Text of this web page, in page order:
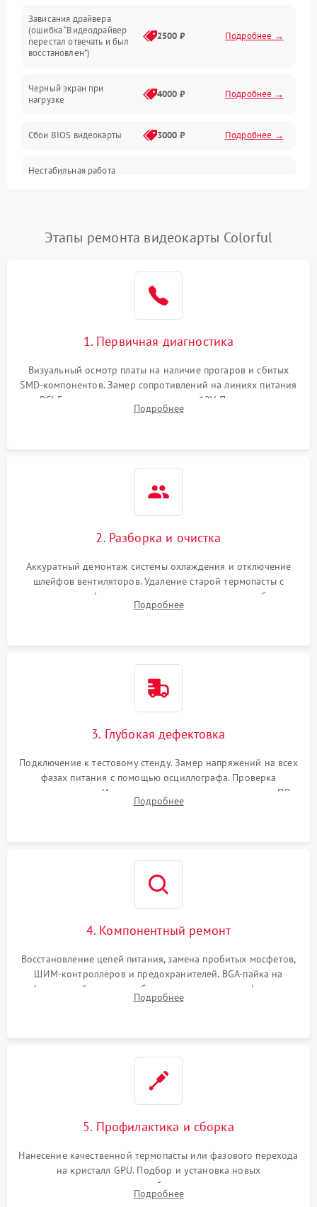
Интерфейсные и коммуникационные проблемы
Электропитание
ПО
Электронные компоненты
Общие поломки
Механические повреждения
Зависания драйвера
(ошибка “Видеодрайвер
перестал отвечать и был
восстановлен”)
2500 ₽ Подробнее →
Черный экран при
нагрузке
4000 ₽ Подробнее →
Сбои BIOS видеокарты 3000 ₽ Подробнее →
Нестабильная работа
Этапы ремонта видеокарты Colorful
1. Первичная диагностика
Визуальный осмотр платы на наличие прогаров и сбитых
SMD-компонентов. Замер сопротивлений на линиях питания
PCI-E и дополнительных разъемах 12V. Проверка на
короткое замыкание основных дросселей питания GPU и
Подробнее
2. Разборка и очистка
Аккуратный демонтаж системы охлаждения и отключение
шлейфов вентиляторов. Удаление старой термопасты с
кристалла графического чипа и термопрокладок с банок
памяти и зоны VRM. Очистка платы от пыли и окислов.
Подробнее
3. Глубокая дефектовка
Подключение к тестовому стенду. Замер напряжений на всех
фазах питания с помощью осциллографа. Проверка
инициализации. Использование специализированного ПО
MATS
Подробнее
4. Компонентный ремонт
Восстановление цепей питания, замена пробитых мосфетов,
ШИМ-контроллеров и предохранителей. BGA-пайка на
инфракрасной станции реболлинг или замена графического
чипа и дефектной памяти GDDR. Прошивка BIOS
Подробнее
5. Профилактика и сборка
Нанесение качественной термопасты или фазового перехода
на кристалл GPU. Подбор и установка новых
термопрокладок правильной толщины на память и цепи
питания. Монтаж радиатора и бэкплейта, подключение и
Подробнее